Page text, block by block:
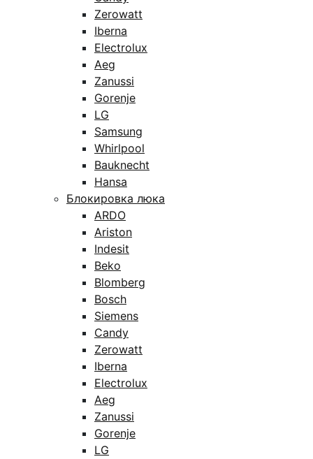
Zerowatt
Iberna
Electrolux
Aeg
Zanussi
Gorenje
LG
Samsung
Whirlpool
Bauknecht
Hansa
Блокировка люка
ARDO
Ariston
Indesit
Beko
Blomberg
Bosch
Siemens
Candy
Zerowatt
Iberna
Electrolux
Aeg
Zanussi
Gorenje
LG